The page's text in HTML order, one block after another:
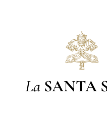
La SANTA